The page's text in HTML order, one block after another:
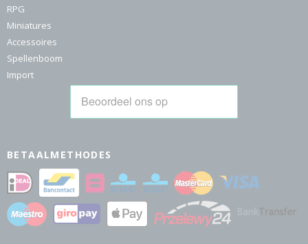
RPG
Miniatures
Accessoires
Spellenboom
Import
BETAALMETHODES